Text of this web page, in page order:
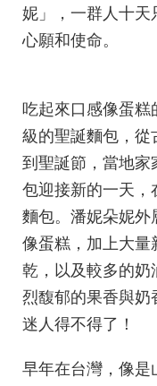
妮」，一群人十天
心願和使命。
吃起來口感像蛋糕
級的聖誕麵包，從
到聖誕節，當地家
包迎接新的一天，
麵包。潘妮朵妮外
像蛋糕，加上大量
乾，以及較多的奶
烈馥郁的果香與奶
迷人得不得了！
早年在台灣，像是